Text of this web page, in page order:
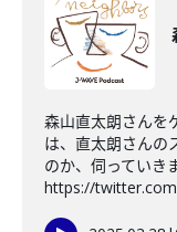
森山直太朗さんを
は、直太朗さんの
のか、伺っていき
https://